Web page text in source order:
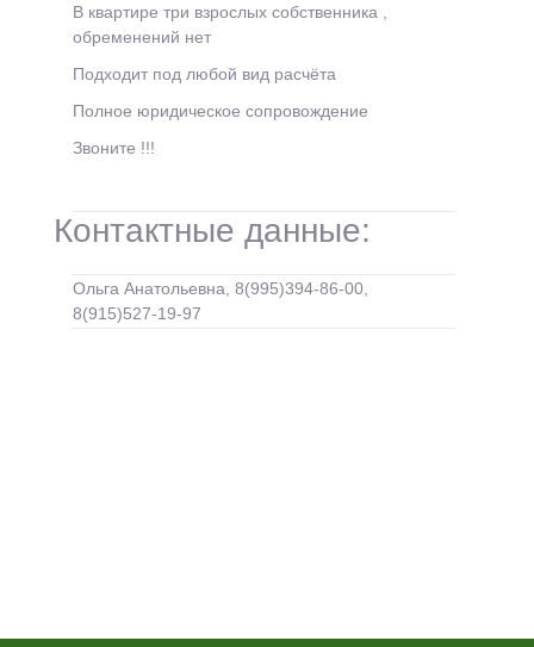
В квартире три взрослых собственника ,
обременений нет
Подходит под любой вид расчёта
Полное юридическое сопровождение
Звоните !!!
Контактные данные:
Ольга Анатольевна, 8(995)394-86-00,
8(915)527-19-97